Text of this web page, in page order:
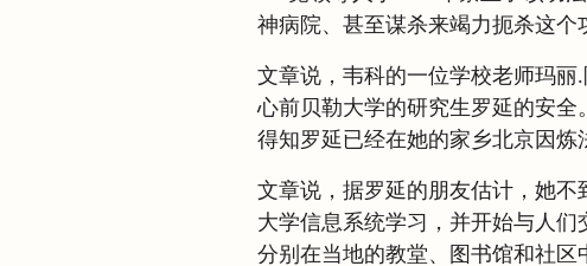
神病院、甚至谋杀来竭力扼杀这个
文章说，韦科的一位学校老师玛丽
心前贝勒大学的研究生罗延的安
得知罗延已经在她的家乡北京因炼
文章说，据罗延的朋友估计，她
大学信息系统学习，并开始与人
分别在当地的教堂、图书馆和社区